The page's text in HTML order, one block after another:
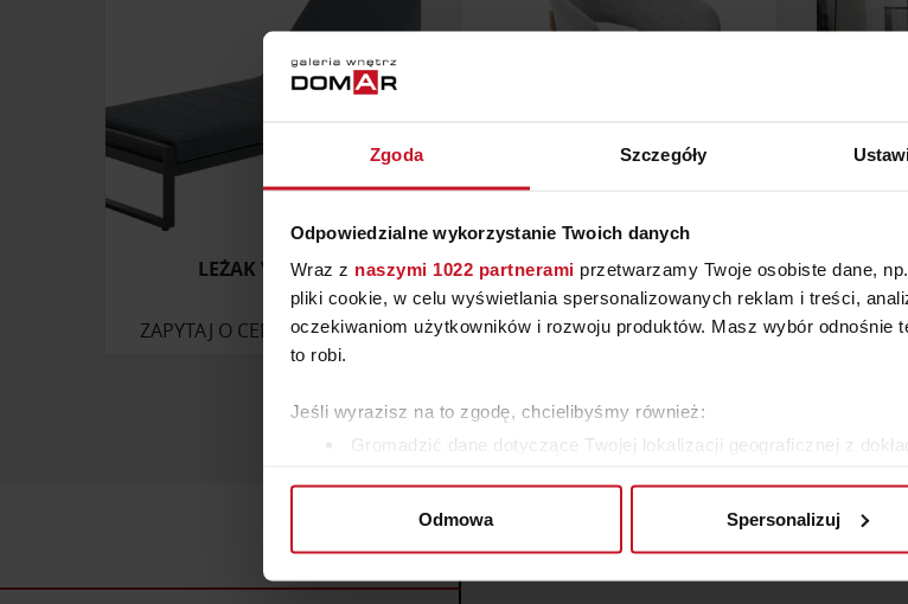
Zgoda Szczegóły
Odpowiedzialne wykorzystanie Twoich danych
Wraz z naszymi 1022 partnerami przetwarzamy Twoje osobiste dane,
pliki cookie, w celu wyświetlania spersonalizowanych reklam i treści,
oczekiwaniom użytkowników i rozwoju produktów. Masz wybór odnośnie
to robi.
Jeśli wyrazisz na to zgodę, chcielibyśmy również:
Gromadzić dane dotyczące Twojej lokalizacji geograficznej z
Dowiedz się więcej odnośnie tego, jak Twoje osobiste dane są
Odmowa Spersonalizuj
LEŻAK VONGE
ZAPYTAJ O CENĘ W SALONIE
KRZESŁO TIGA II
ZAPYTAJ O CENĘ W SALONIE
ZOBACZ WSZYSTKIE PRODUKTY